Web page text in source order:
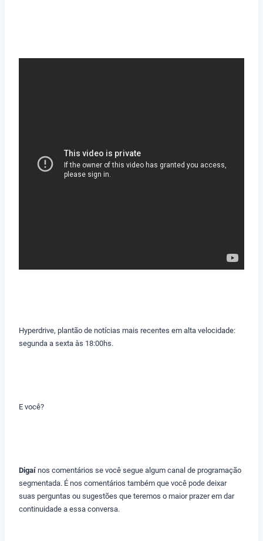
Hyperdrive, plantão de notícias mais recentes em alta velocidade:
segunda a sexta às 18:00hs.
E você?
Digaí nos comentários se você segue algum canal de programação
segmentada. É nos comentários também que você pode deixar
suas perguntas ou sugestões que teremos o maior prazer em dar
continuidade a essa conversa.